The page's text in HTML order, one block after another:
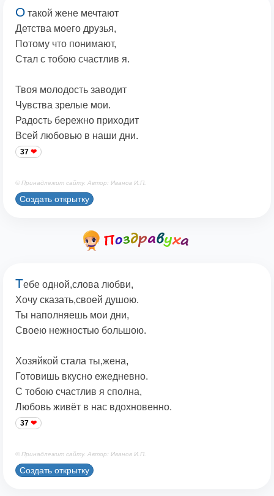
О такой жене мечтают
Детства моего друзья,
Потому что понимают,
Стал с тобою счастлив я.
Твоя молодость заводит
Чувства зрелые мои.
Радость бережно приходит
Всей любовью в наши дни.
37
© Принадлежит сайту. Автор: Иванов И.П.
Создать открытку
Тебе одной,слова любви,
Хочу сказать,своей душою.
Ты наполняешь мои дни,
Своею нежностью большою.
Хозяйкой стала ты,жена,
Готовишь вкусно ежедневно.
С тобою счастлив я сполна,
Любовь живёт в нас вдохновенно.
37
© Принадлежит сайту. Автор: Иванов И.П.
Создать открытку